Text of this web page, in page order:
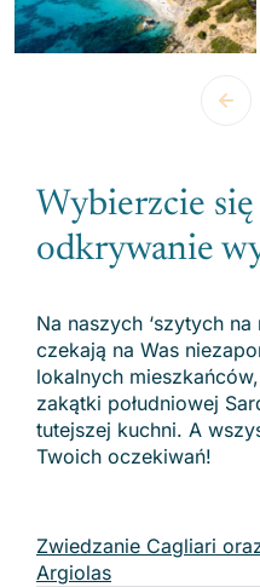
Wybierzcie
odkrywanie
Na naszych ‘szytych
czekają na Was
lokalnych
zakątki południowej
tutejszej kuchni. A
Twoich oczekiwań!
Zwiedzanie Cagliari
Argiolas